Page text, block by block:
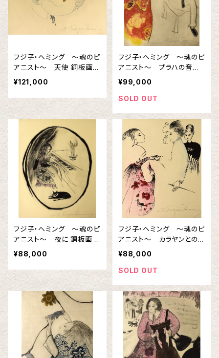
フジ子・ヘミング 〜魂のピ
アニスト〜 天使 銅板画 I
ngrid Fuzjko Hemming
¥121,000
フジ子・ヘミング 〜魂のピ
アニスト〜 プラハの音楽
家 銅板画 Ingrid Fuzjko
Hemming
¥99,000
SOLD OUT
フジ子・ヘミング 〜魂のピ
アニスト〜 夜に 銅板画 In
grid Fuzjko Hemming
¥88,000
フジ子・ヘミング 〜魂のピ
アニスト〜 カラヤンとの握
手 銅板画 Ingrid Fuzjko
Hemming
¥88,000
SOLD OUT